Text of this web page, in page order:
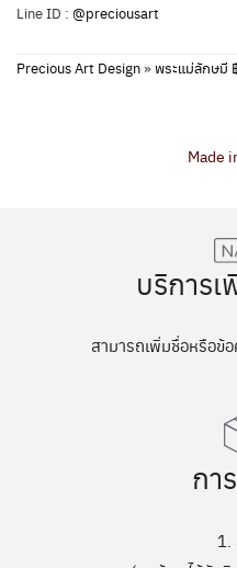
Line ID : @preciousart
Precious Art Design»พระแม่ลักษมี
Made
บริการ
สามารถเพิ่มชื่อหรือข้
กา
1.